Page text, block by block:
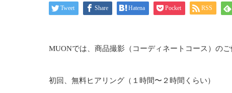
Tweet Share Hatena Pocket RSS
MUONでは、商品撮影（コーディネートコース）のご
初回、無料ヒアリング（１時間〜２時間くらい）